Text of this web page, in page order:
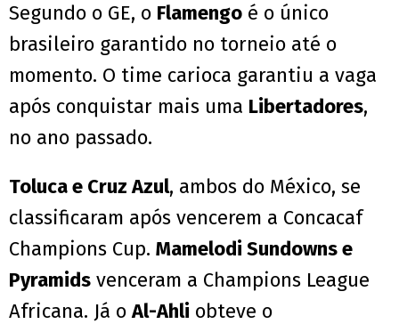
Segundo o GE, o Flamengo é o único
brasileiro garantido no torneio até o
momento. O time carioca garantiu a vaga
após conquistar mais uma Libertadores,
no ano passado.
Toluca e Cruz Azul, ambos do México, se
classificaram após vencerem a Concacaf
Champions Cup. Mamelodi Sundowns e
Pyramids venceram a Champions League
Africana. Já oAl-Ahli obteve o